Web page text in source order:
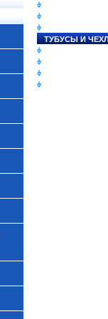
ТУБУСЫ И